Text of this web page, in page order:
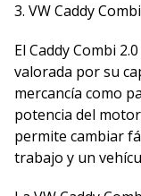
3. VW Caddy
El Caddy Combi
valorada por su
mercancía como
potencia del
permite cambiar
trabajo y un